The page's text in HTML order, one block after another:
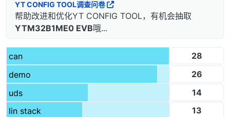
YT CONFIG TOOL调查问卷
帮助改进和优化YT CONFIG TOOL，有机会抽取
YTM32B1ME0 EVB哦...
can
28
demo
26
uds
14
lin stack
13